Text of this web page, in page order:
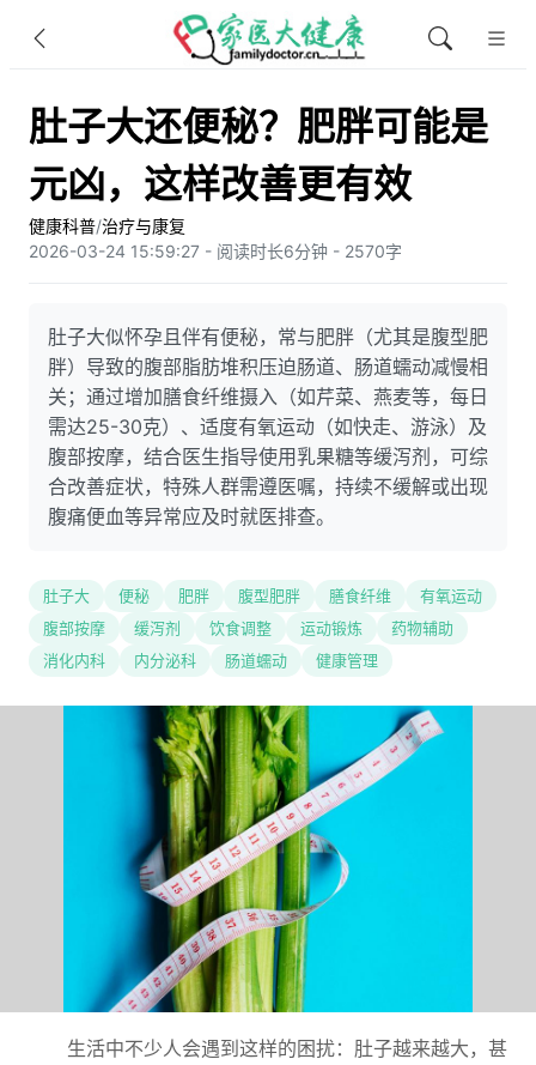
肚子大还便秘？肥胖可能是
元凶，这样改善更有效
健康科普/治疗与康复
2026-03-24 15:59:27 - 阅读时长6分钟 - 2570字
肚子大似怀孕且伴有便秘，常与肥胖（尤其是腹型肥
胖）导致的腹部脂肪堆积压迫肠道、肠道蠕动减慢相
关；通过增加膳食纤维摄入（如芹菜、燕麦等，每日
需达25-30克）、适度有氧运动（如快走、游泳）及
腹部按摩，结合医生指导使用乳果糖等缓泻剂，可综
合改善症状，特殊人群需遵医嘱，持续不缓解或出现
腹痛便血等异常应及时就医排查。
肚子大 便秘 肥胖 腹型肥胖 膳食纤维
有氧运动
腹部按摩
缓泻剂 饮食调整 运动锻炼
药物辅助
消化内科
内分泌科 肠道蠕动 健康管理
生活中不少人会遇到这样的困扰：肚子越来越大，甚